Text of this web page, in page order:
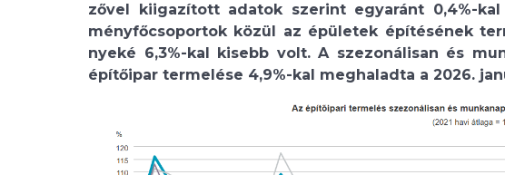
zővel kiigazított adatok szerint egyaránt 0,4%-
ményfőcsoportok közül az épületek építésének
nyeké 6,3%-kal kisebb volt. A szezonálisan és
építőipar termelése 4,9%-kal meghaladta a 2026.